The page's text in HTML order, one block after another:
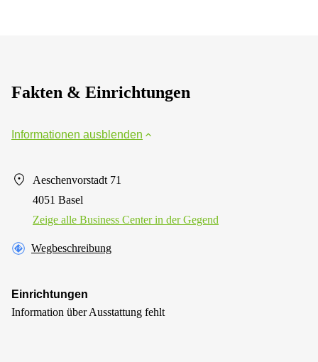
Fakten & Einrichtungen
Informationen ausblenden
Aeschenvorstadt 71
4051 Basel
Zeige alle Business Center in der Gegend
Wegbeschreibung
Einrichtungen
Information über Ausstattung fehlt